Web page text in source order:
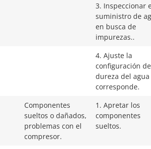
3. Inspeccionar
suministro de
en busca de
impurezas..
4. Ajuste la
configuración de
dureza del
corresponde.
Componentes
sueltos o dañados,
problemas con el
compresor.
1. Apretar los
componentes
sueltos.